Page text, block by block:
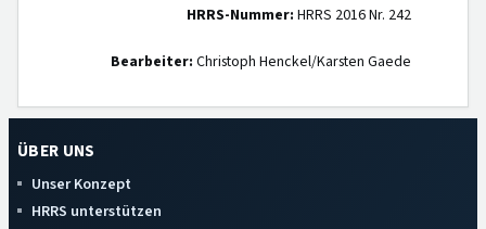
HRRS-Nummer: HRRS 2016 Nr. 242
Bearbeiter: Christoph Henckel/Karsten Gaede
ÜBER UNS
Unser Konzept
HRRS unterstützen